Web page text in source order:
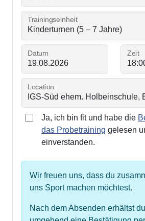
Trainingseinheit
Datum Zeit
Location
Ja, ich bin fit und habe die
das Probetraining gelesen
einverstanden.
Wir freuen uns, dass du
uns Sport machen möchtest.
Nach dem Absenden erhältst du